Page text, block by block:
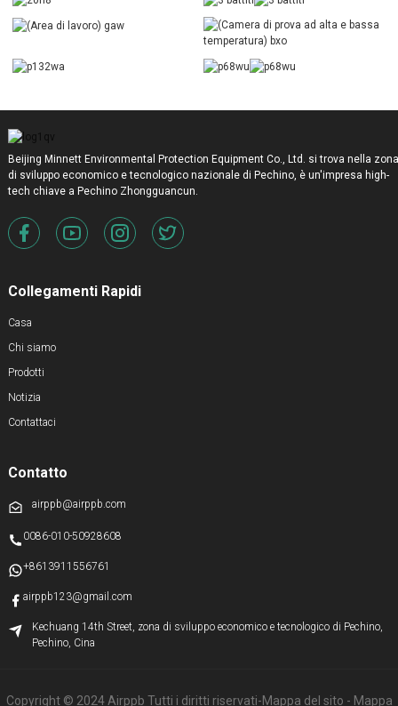
Beijing Minnett Environmental Protection Equipment Co., Ltd. si trova nella zona
di sviluppo economico e tecnologico nazionale di Pechino, è un'impresa high-
tech chiave a Pechino Zhongguancun.
Collegamenti Rapidi
Casa
Chi siamo
Prodotti
Notizia
Contattaci
Contatto
airppb@airppb.com
0086-010-50928608
+8613911556761
airppb123@gmail.com
Kechuang 14th Street, zona di sviluppo economico e tecnologico di Pechino,
Pechino, Cina
Copyright © 2024 Airppb Tutti i diritti riservati-Mappa del sito - Mappa